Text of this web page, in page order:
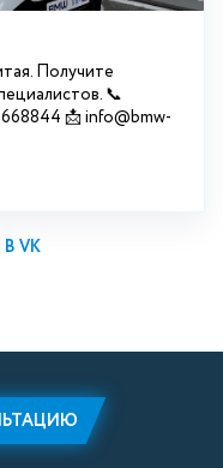
Получите
📞
📩 info@bmw-
VK